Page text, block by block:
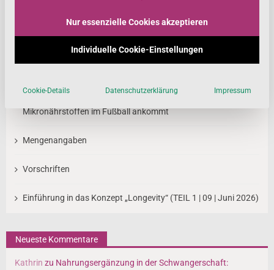
Die Kunst des Sprudelns: Wie bei Nutrilo Brausetabletten
Mikronährstoffen im Fußball ankommt
Mengenangaben
Vorschriften
Einführung in das Konzept „Longevity“ (TEIL 1 | 09 | Juni 2026)
Neueste Kommentare
Kathrin zu Nahrungsergänzung in der Schwangerschaft:
Nur essenzielle Cookies akzeptieren
Individuelle Cookie-Einstellungen
Cookie-Details Datenschutzerklärung Impressum